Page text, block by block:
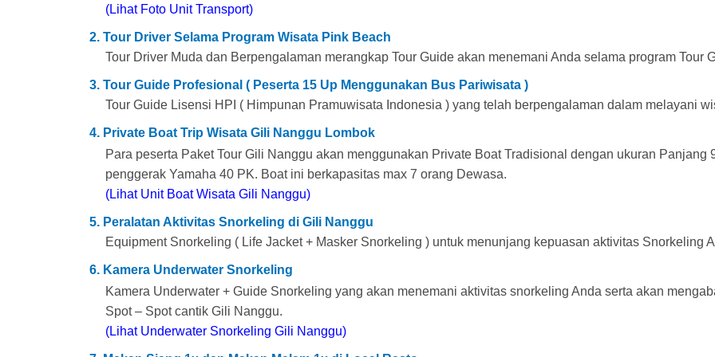
(Lihat Foto Unit Transport)
2. Tour Driver Selama Program Wisata Pink Beach
Tour Driver Muda dan Berpengalaman merangkap Tour Guide akan menemani Anda selama program Tour
3. Tour Guide Profesional ( Peserta 15 Up Menggunakan Bus Pariwisata )
Tour Guide Lisensi HPI ( Himpunan Pramuwisata Indonesia ) yang telah berpengalaman dalam melayani
4. Private Boat Trip Wisata Gili Nanggu Lombok
Para peserta Paket Tour Gili Nanggu akan menggunakan Private Boat Tradisional dengan ukuran Panjang
penggerak Yamaha 40 PK. Boat ini berkapasitas max 7 orang Dewasa.
(Lihat Unit Boat Wisata Gili Nanggu)
5. Peralatan Aktivitas Snorkeling di Gili Nanggu
Equipment Snorkeling ( Life Jacket + Masker Snorkeling ) untuk menunjang kepuasan aktivitas Snorkeling
6. Kamera Underwater Snorkeling
Kamera Underwater + Guide Snorkeling yang akan menemani aktivitas snorkeling Anda serta akan
Spot – Spot cantik Gili Nanggu.
(Lihat Underwater Snorkeling Gili Nanggu)